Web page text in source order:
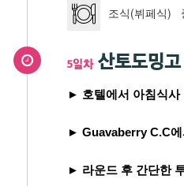
조식(뷔페식)
5일차산토도밍고
► 호텔에서 아침식사
► Guavaberry C.C에
► 라운드 후 간단한